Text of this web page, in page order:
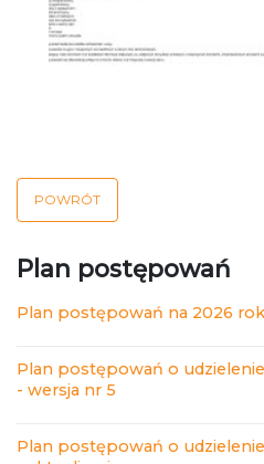
Plan postępowań
Plan postępowań na 2026 rok
Plan postępowań o
- wersja nr 5
Plan postępowań o
POWRÓT